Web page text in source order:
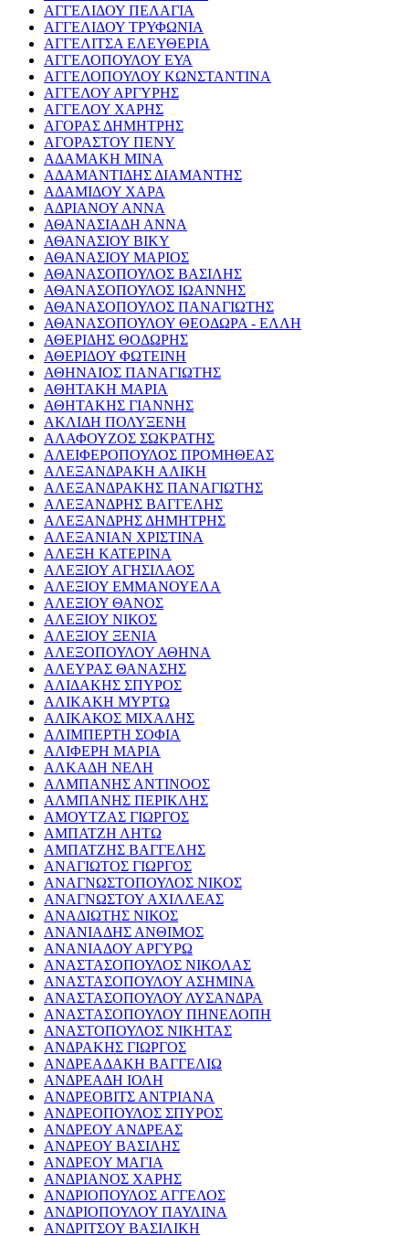
ΑΓΓΕΛΙΔΟΥ ΠΕΛΑΓΙΑ
ΑΓΓΕΛΙΔΟΥ ΤΡΥΦΩΝΙΑ
ΑΓΓΕΛΙΤΣΑ ΕΛΕΥΘΕΡΙΑ
ΑΓΓΕΛΟΠΟΥΛΟΥ ΕΥΑ
ΑΓΓΕΛΟΠΟΥΛΟΥ ΚΩΝΣΤΑΝΤΙΝΑ
ΑΓΓΕΛΟΥ ΑΡΓΥΡΗΣ
ΑΓΓΕΛΟΥ ΧΑΡΗΣ
ΑΓΟΡΑΣ ΔΗΜΗΤΡΗΣ
ΑΓΟΡΑΣΤΟΥ ΠΕΝΥ
ΑΔΑΜΑΚΗ ΜΙΝΑ
ΑΔΑΜΑΝΤΙΔΗΣ ΔΙΑΜΑΝΤΗΣ
ΑΔΑΜΙΔΟΥ ΧΑΡΑ
ΑΔΡΙΑΝΟΥ ΑΝΝΑ
ΑΘΑΝΑΣΙΑΔΗ ΑΝΝΑ
ΑΘΑΝΑΣΙΟΥ ΒΙΚΥ
ΑΘΑΝΑΣΙΟΥ ΜΑΡΙΟΣ
ΑΘΑΝΑΣΟΠΟΥΛΟΣ ΒΑΣΙΛΗΣ
ΑΘΑΝΑΣΟΠΟΥΛΟΣ ΙΩΑΝΝΗΣ
ΑΘΑΝΑΣΟΠΟΥΛΟΣ ΠΑΝΑΓΙΩΤΗΣ
ΑΘΑΝΑΣΟΠΟΥΛΟΥ ΘΕΟΔΩΡΑ - ΕΛΛΗ
ΑΘΕΡΙΔΗΣ ΘΟΔΩΡΗΣ
ΑΘΕΡΙΔΟΥ ΦΩΤΕΙΝΗ
ΑΘΗΝΑΙΟΣ ΠΑΝΑΓΙΩΤΗΣ
ΑΘΗΤΑΚΗ ΜΑΡΙΑ
ΑΘΗΤΑΚΗΣ ΓΙΑΝΝΗΣ
ΑΚΛΙΔΗ ΠΟΛΥΞΕΝΗ
ΑΛΑΦΟΥΖΟΣ ΣΩΚΡΑΤΗΣ
ΑΛΕΙΦΕΡΟΠΟΥΛΟΣ ΠΡΟΜΗΘΕΑΣ
ΑΛΕΞΑΝΔΡΑΚΗ ΑΛΙΚΗ
ΑΛΕΞΑΝΔΡΑΚΗΣ ΠΑΝΑΓΙΩΤΗΣ
ΑΛΕΞΑΝΔΡΗΣ ΒΑΓΓΕΛΗΣ
ΑΛΕΞΑΝΔΡΗΣ ΔΗΜΗΤΡΗΣ
ΑΛΕΞΑΝΙΑΝ ΧΡΙΣΤΙΝΑ
ΑΛΕΞΗ ΚΑΤΕΡΙΝΑ
ΑΛΕΞΙΟΥ ΑΓΗΣΙΛΑΟΣ
ΑΛΕΞΙΟΥ ΕΜΜΑΝΟΥΕΛΑ
ΑΛΕΞΙΟΥ ΘΑΝΟΣ
ΑΛΕΞΙΟΥ ΝΙΚΟΣ
ΑΛΕΞΙΟΥ ΞΕΝΙΑ
ΑΛΕΞΟΠΟΥΛΟΥ ΑΘΗΝΑ
ΑΛΕΥΡΑΣ ΘΑΝΑΣΗΣ
ΑΛΙΔΑΚΗΣ ΣΠΥΡΟΣ
ΑΛΙΚΑΚΗ ΜΥΡΤΩ
ΑΛΙΚΑΚΟΣ ΜΙΧΑΛΗΣ
ΑΛΙΜΠΕΡΤΗ ΣΟΦΙΑ
ΑΛΙΦΕΡΗ ΜΑΡΙΑ
ΑΛΚΑΔΗ ΝΕΛΗ
ΑΛΜΠΑΝΗΣ ΑΝΤΙΝΟΟΣ
ΑΛΜΠΑΝΗΣ ΠΕΡΙΚΛΗΣ
ΑΜΟΥΤΖΑΣ ΓΙΩΡΓΟΣ
ΑΜΠΑΤΖΗ ΛΗΤΩ
ΑΜΠΑΤΖΗΣ ΒΑΓΓΕΛΗΣ
ΑΝΑΓΙΩΤΟΣ ΓΙΩΡΓΟΣ
ΑΝΑΓΝΩΣΤΟΠΟΥΛΟΣ ΝΙΚΟΣ
ΑΝΑΓΝΩΣΤΟΥ ΑΧΙΛΛΕΑΣ
ΑΝΑΔΙΩΤΗΣ ΝΙΚΟΣ
ΑΝΑΝΙΑΔΗΣ ΑΝΘΙΜΟΣ
ΑΝΑΝΙΑΔΟΥ ΑΡΓΥΡΩ
ΑΝΑΣΤΑΣΟΠΟΥΛΟΣ ΝΙΚΟΛΑΣ
ΑΝΑΣΤΑΣΟΠΟΥΛΟΥ ΑΣΗΜΙΝΑ
ΑΝΑΣΤΑΣΟΠΟΥΛΟΥ ΛΥΣΑΝΔΡΑ
ΑΝΑΣΤΑΣΟΠΟΥΛΟΥ ΠΗΝΕΛΟΠΗ
ΑΝΑΣΤΟΠΟΥΛΟΣ ΝΙΚΗΤΑΣ
ΑΝΔΡΑΚΗΣ ΓΙΩΡΓΟΣ
ΑΝΔΡΕΑΔΑΚΗ ΒΑΓΓΕΛΙΩ
ΑΝΔΡΕΑΔΗ ΙΟΛΗ
ΑΝΔΡΕΟΒΙΤΣ ΑΝΤΡΙΑΝΑ
ΑΝΔΡΕΟΠΟΥΛΟΣ ΣΠΥΡΟΣ
ΑΝΔΡΕΟΥ ΑΝΔΡΕΑΣ
ΑΝΔΡΕΟΥ ΒΑΣΙΛΗΣ
ΑΝΔΡΕΟΥ ΜΑΓΙΑ
ΑΝΔΡΙΑΝΟΣ ΧΑΡΗΣ
ΑΝΔΡΙΟΠΟΥΛΟΣ ΑΓΓΕΛΟΣ
ΑΝΔΡΙΟΠΟΥΛΟΥ ΠΑΥΛΙΝΑ
ΑΝΔΡΙΤΣΟΥ ΒΑΣΙΛΙΚΗ